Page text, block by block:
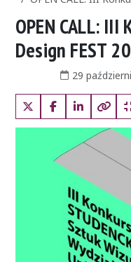
OPEN CALL:
Design FEST
Data publikacji:
29
X (Twitter)FacebookLinkedInKopiuj